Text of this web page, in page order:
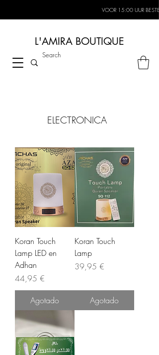
VOOR 15:00 UUR
L'AMIRA BOUTIQUE
ELECTRONICA
Koran Touch
Lamp LED en
Adhan
Precio
44,95 €
Agotado
Koran Touch
Lamp
Precio
39,95 €
Agotado